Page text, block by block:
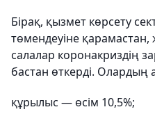
Бірақ, қызмет көрсету
төмендеуіне қарамастан,
салалар коронакриздің
бастан өткерді. Олардың
құрылыс — өсім 10,5%;